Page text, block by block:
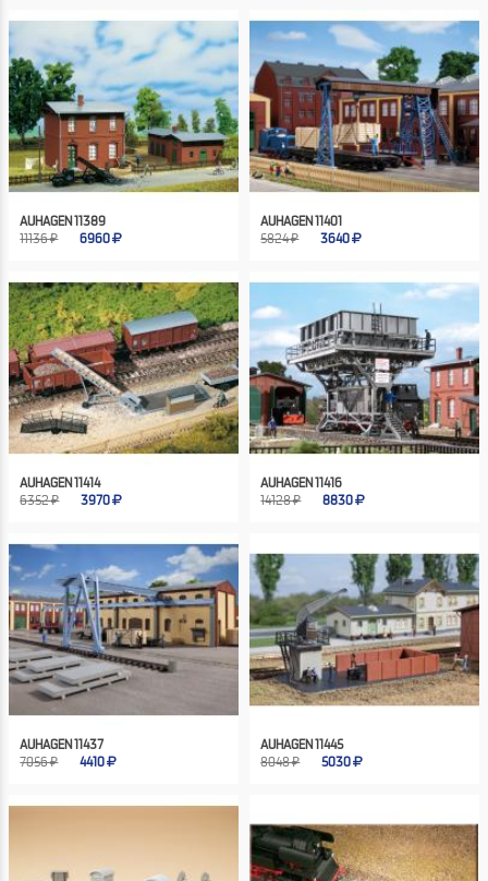
AUHAGEN 11389
11136 ₽
6960
AUHAGEN 11401
5824 ₽
3640
AUHAGEN 11414
6352 ₽
3970
AUHAGEN 11416
14128 ₽
8830
AUHAGEN 11437
7056 ₽
4410
AUHAGEN 11445
8048 ₽
5030